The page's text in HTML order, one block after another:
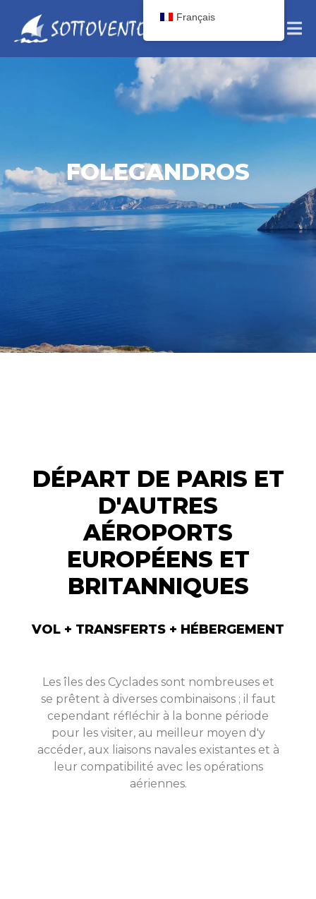
FOLEGANDROS
DÉPART DE PARIS ET
D'AUTRES
AÉROPORTS
EUROPÉENS ET
BRITANNIQUES
VOL + TRANSFERTS + HÉBERGEMENT
Les îles des Cyclades sont nombreuses et
se prêtent à diverses combinaisons ; il faut
cependant réfléchir à la bonne période
pour les visiter, au meilleur moyen d'y
accéder, aux liaisons navales existantes et à
leur compatibilité avec les opérations
aériennes.
Français